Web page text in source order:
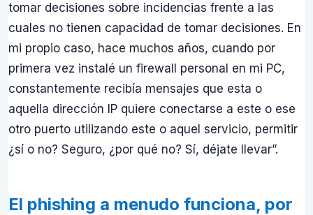
tomar decisiones sobre incidencias frente a las
cuales no tienen capacidad de tomar decisiones. En
mi propio caso, hace muchos años, cuando por
primera vez instalé un firewall personal en mi PC,
constantemente recibía mensajes que esta o
aquella dirección IP quiere conectarse a este o ese
otro puerto utilizando este o aquel servicio, permitir
¿sí o no? Seguro, ¿por qué no? Sí, déjate llevar”.
El phishing a menudo funciona, por